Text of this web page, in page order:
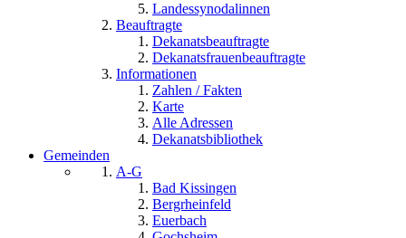
Landessynodalinnen
Beauftragte
Dekanatsbeauftragte
Dekanatsfrauenbeauftragte
Informationen
Zahlen / Fakten
Karte
Alle Adressen
Dekanatsbibliothek
Gemeinden
A-G
Bad Kissingen
Bergrheinfeld
Euerbach